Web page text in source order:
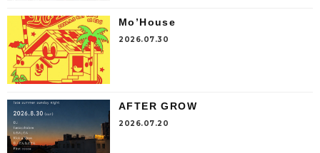
Mo’House
2026.07.30
AFTER GROW
2026.07.20